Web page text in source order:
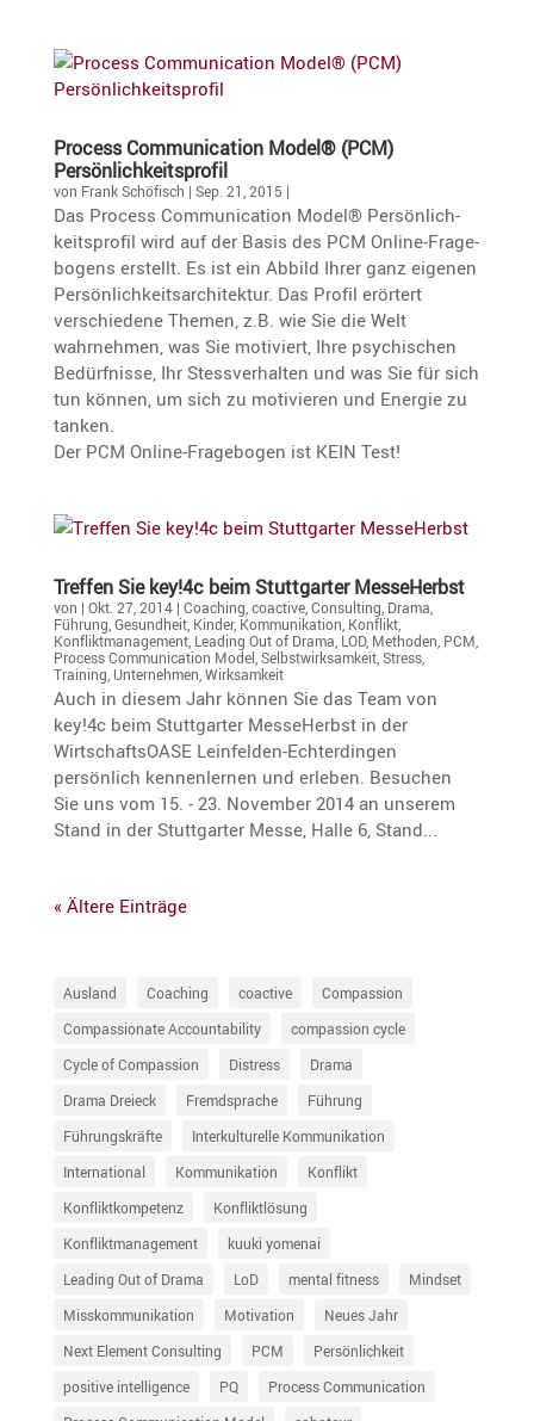
Process Commu­ni­ca­tion Model® (PCM)
Persönlichkeitsprofil
von Frank Schöfisch | Sep. 21, 2015 |
Das Process Commu­ni­ca­tion Model® Persön­lich­
keits­profil wird auf der Basis des PCM Online-Frage­
bo­gens erstellt. Es ist ein Abbild Ihrer ganz eigenen
Persön­lich­keits­ar­chi­tektur. Das Profil erörtert
verschie­dene Themen, z.B. wie Sie die Welt
wahrnehmen, was Sie motiviert, Ihre psychi­schen
Bedürf­nisse, Ihr Stess­ver­halten und was Sie für sich
tun können, um sich zu motivieren und Energie zu
tanken.
Der PCM Online-Frage­bogen ist KEIN Test!
Treffen Sie key!4c beim Stutt­garter MesseHerbst
von | Okt. 27, 2014| Coaching,coactive,Consulting, Drama,
Führung,Gesundheit, Kinder, Kommunikation, Konflikt,
Konfliktmanagement, Leading Out of Drama, LOD, Methoden, PCM,
Process Communication Model,Selbstwirksamkeit,Stress,
Training, Unternehmen,Wirksamkeit
Auch in diesem Jahr können Sie das Team von
key!4c beim Stuttgarter MesseHerbst in der
WirtschaftsOASE Leinfelden-Echterdingen
persönlich kennenlernen und erleben. Besuchen
Sie uns vom 15. - 23. November 2014 an unserem
Stand in der Stuttgarter Messe, Halle 6, Stand...
« Ältere Einträge
Ausland Coaching coactive
Compassion
Compassionate Accountability
compassion cycle
Cycle of Compassion
Distress
Drama
Drama Dreieck
Fremdsprache
Führung
Führungskräfte
Interkulturelle Kommunikation
International
Kommunikation
Konflikt
Konfliktkompetenz
Konfliktlösung
Konfliktmanagement
kuuki yomenai
Leading Out of Drama
LoD mental fitness
Mindset
Misskommunikation
Motivation
Neues Jahr
Next Element Consulting
PCM
Persönlichkeit
positive intelligence
PQ
Process Communication